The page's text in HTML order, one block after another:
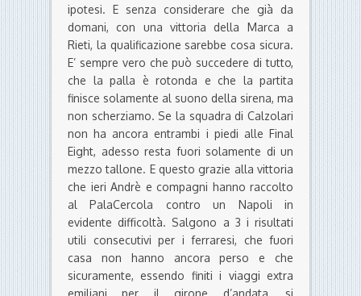
ipotesi. E senza considerare che già da
domani, con una vittoria della Marca a
Rieti, la qualificazione sarebbe cosa sicura.
E’ sempre vero che può succedere di tutto,
che la palla è rotonda e che la partita
finisce solamente al suono della sirena, ma
non scherziamo. Se la squadra di Calzolari
non ha ancora entrambi i piedi alle Final
Eight, adesso resta fuori solamente di un
mezzo tallone. E questo grazie alla vittoria
che ieri Andrè e compagni hanno raccolto
al PalaCercola contro un Napoli in
evidente difficoltà. Salgono a 3 i risultati
utili consecutivi per i ferraresi, che fuori
casa non hanno ancora perso e che
sicuramente, essendo finiti i viaggi extra